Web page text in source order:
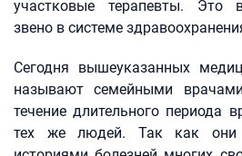
участковые терапевты. Это
звено в системе
Сегодня вышеуказанных
называют семейными
течение длительного периода
тех же людей. Так как